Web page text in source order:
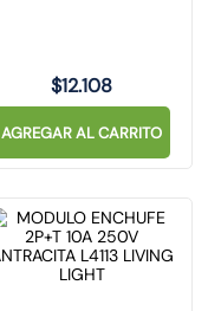
$12.108
AGREGAR AL CARRITO